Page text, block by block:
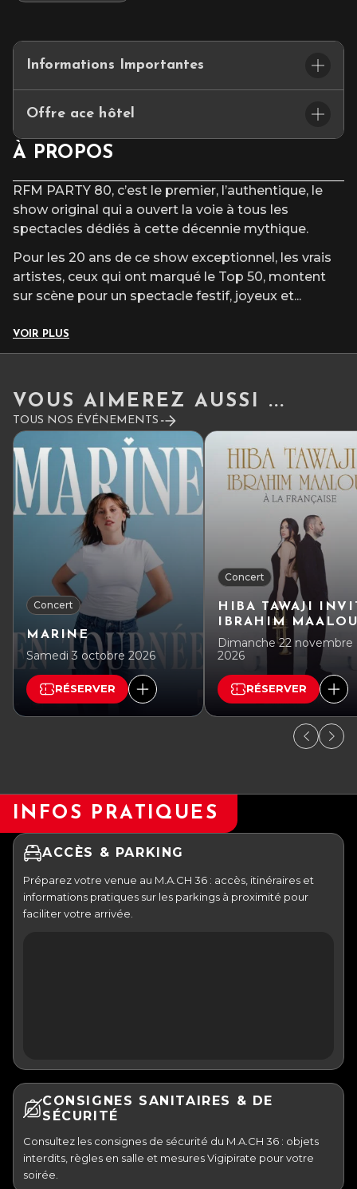
Informations Importantes
L’accès au site et/ou aux places numérotées n’est pas garanti
Offre ace hôtel
🎟️ Bénéficiez de -10% sur votre chambre sur présentation de
par téléphone au 02 54 07 85 85 ou surwww.ace-
hotel.com/fr/hotels/chateauroux/ en rentrant le code promo
MACH36)
À PROPOS
RFM PARTY 80, c’est le premier, l’authentique, le
show original qui a ouvert la voie à tous les
spectacles dédiés à cette décennie mythique.
Pour les 20 ans de ce show exceptionnel, les vrais
artistes, ceux qui ont marqué le Top 50, montent
sur scène pour un spectacle festif, joyeux et...
VOIR PLUS
VOUS AIMEREZ AUSSI ...
TOUS NOS ÉVÉNEMENTS
Concert
MARINE
Samedi 3 octobre 2026
RÉSERVER
Concert
HIBA TAWAJI
IBRAHIM
Dimanche 22 novembre
2026
RÉSERVER
INFOS PRATIQUES
ACCÈS & PARKING
Préparez votre venue au M.A.CH 36 : accès, itinéraires et
informations pratiques sur les parkings à proximité pour
faciliter votre arrivée.
CONSIGNES SANITAIRES & DE
SÉCURITÉ
Consultez les consignes de sécurité du M.A.CH 36 : objets
interdits, règles en salle et mesures Vigipirate pour votre
soirée.